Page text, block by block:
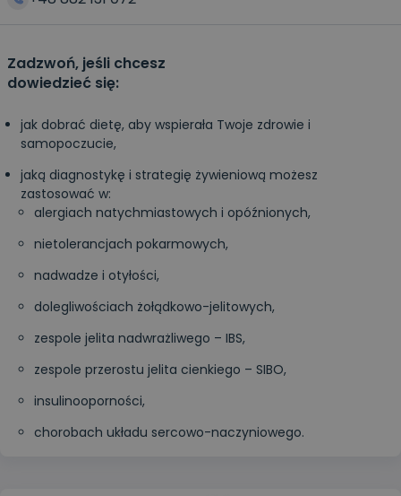
Zadzwoń, jeśli chcesz
dowiedzieć się:
jak dobrać dietę, aby wspierała Twoje zdrowie i
samopoczucie,
jaką diagnostykę i strategię żywieniową możesz
zastosować w:
alergiach natychmiastowych i opóźnionych,
nietolerancjach pokarmowych,
nadwadze i otyłości,
dolegliwościach żołądkowo-jelitowych,
zespole jelita nadwrażliwego – IBS,
zespole przerostu jelita cienkiego – SIBO,
insulinooporności,
chorobach układu sercowo-naczyniowego.